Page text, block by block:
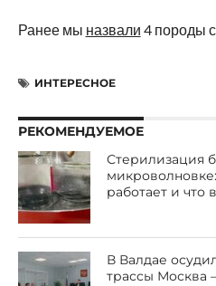
Ранее мы назвали 4 породы
ИНТЕРЕСНОЕ
РЕКОМЕНДУЕМОЕ
Стерилизация
работает и что
В Валдае
трассы Москва